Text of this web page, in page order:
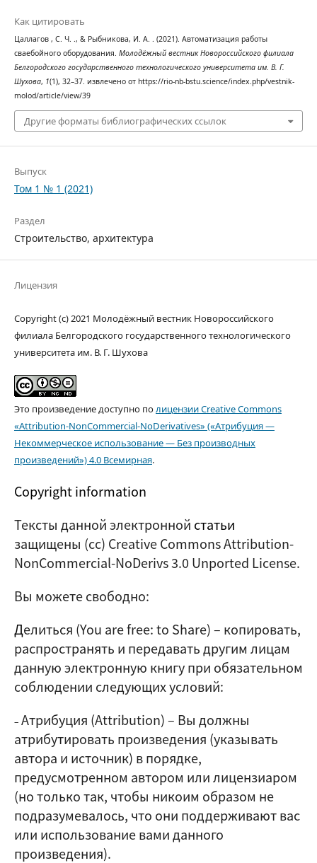
Как цитировать
Цаллагов , С. Ч. ., & Рыбникова, И. А. . (2021). Автоматизация работы
сваебойного оборудования. Молодёжный вестник Новороссийского филиала
Белгородского государственного технологического университета им. В. Г.
Шухова, 1(1), 32–37. извлечено от https://rio-nb-bstu.science/index.php/vestnik-
molod/article/view/39
Другие форматы библиографических ссылок
Выпуск
Том 1 № 1 (2021)
Раздел
Строительство, архитектура
Лицензия
Copyright (c) 2021 Молодёжный вестник Новороссийского
филиала Белгородского государственного технологического
университета им. В. Г. Шухова
Это произведение доступно полицензии Creative Commons
«Attribution-NonCommercial-NoDerivatives» («Атрибуция —
Некоммерческое использование — Без производных
произведений») 4.0 Всемирная.
Copyright information
Тексты данной электронной статьи
защищены (cc) Creative Commons Attribution-
NonCommercial-NoDerivs 3.0 Unported License.
Вы можете свободно:
Делиться (You are free: to Share) – копировать,
распространять и передавать другим лицам
данную электронную книгу при обязательном
соблюдении следующих условий:
– Атрибуция (Attribution)– Вы должны
атрибутировать произведения (указывать
автора и источник) в порядке,
предусмотренном автором или лицензиаром
(но только так, чтобы никоим образом не
подразумевалось, что они поддерживают вас
или использование вами данного
произведения).